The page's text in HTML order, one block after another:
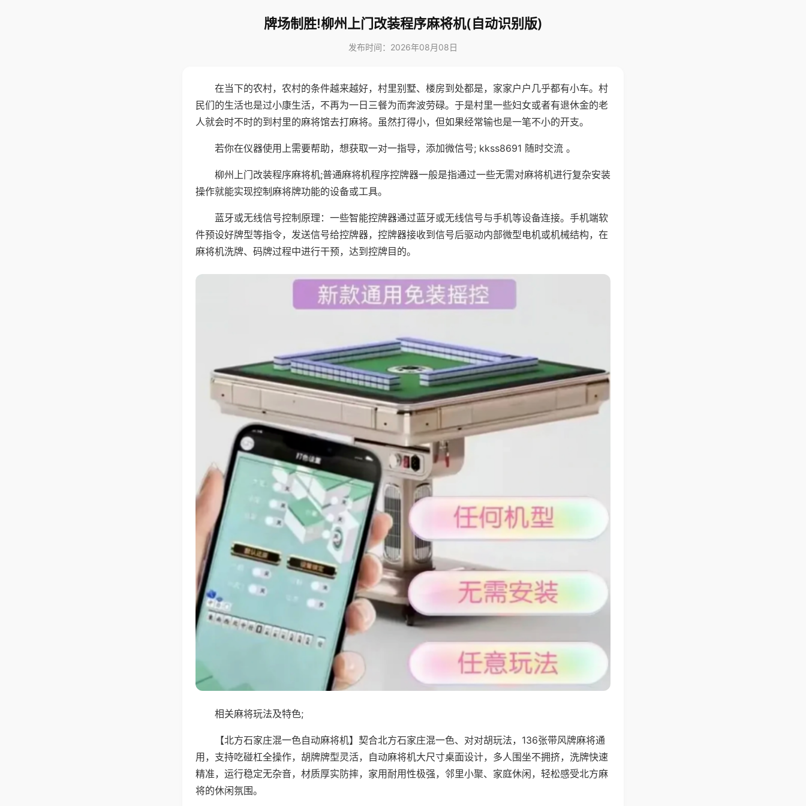
牌场制胜!柳州上门改装程序麻将机(自动识别版)
发布时间：2026年08月08日
在当下的农村，农村的条件越来越好，村里别墅、楼房到处都是，家家户户几乎都有小车。村
民们的生活也是过小康生活，不再为一日三餐为而奔波劳碌。于是村里一些妇女或者有退休金的老
人就会时不时的到村里的麻将馆去打麻将。虽然打得小，但如果经常输也是一笔不小的开支。
若你在仪器使用上需要帮助，想获取一对一指导，添加微信号; kkss8691 随时交流 。
柳州上门改装程序麻将机;普通麻将机程序控牌器一般是指通过一些无需对麻将机进行复杂安装
操作就能实现控制麻将牌功能的设备或工具。
蓝牙或无线信号控制原理：一些智能控牌器通过蓝牙或无线信号与手机等设备连接。手机端软
件预设好牌型等指令，发送信号给控牌器，控牌器接收到信号后驱动内部微型电机或机械结构，在
麻将机洗牌、码牌过程中进行干预，达到控牌目的。
相关麻将玩法及特色;
【北方石家庄混一色自动麻将机】契合北方石家庄混一色、对对胡玩法，136张带风牌麻将通
用，支持吃碰杠全操作，胡牌牌型灵活，自动麻将机大尺寸桌面设计，多人围坐不拥挤，洗牌快速
精准，运行稳定无杂音，材质厚实防摔，家用耐用性极强，邻里小聚、家庭休闲，轻松感受北方麻
将的休闲氛围。